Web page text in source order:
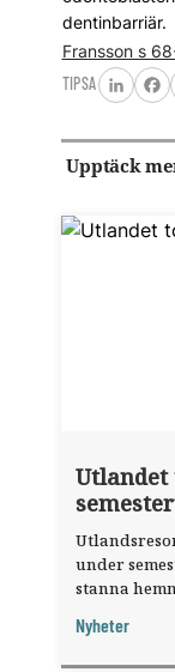
dentinbarriär.
Fransson s
TIPSA
Upptäck
under
stanna
fråga".
Nyheter